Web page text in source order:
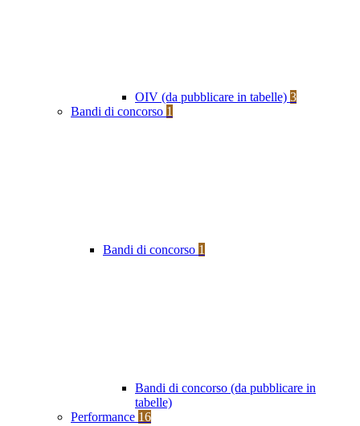
OIV (da pubblicare in tabelle) 3
Bandi di concorso 1
Bandi di concorso 1
Bandi di concorso (da pubblicare in
tabelle)
Performance 16